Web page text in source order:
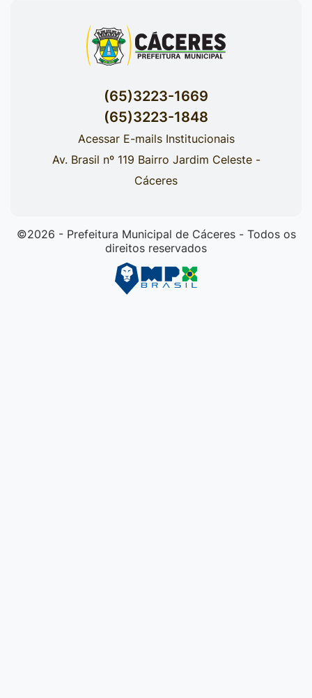
(65)3223-1669
(65)3223-1848
Acessar E-mails Institucionais
Av. Brasil nº 119 Bairro Jardim Celeste -
Cáceres
©2026 - Prefeitura Municipal de Cáceres - Todos os
direitos reservados